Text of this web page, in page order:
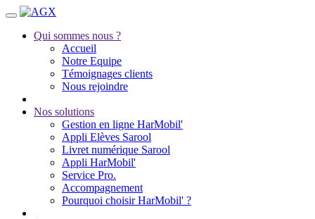
Qui sommes nous ?
Accueil
Notre Equipe
Témoignages clients
Nous rejoindre
Nos solutions
Gestion en ligne HarMobil'
Appli Elèves Sarool
Livret numérique Sarool
Appli HarMobil'
Service Pro.
Accompagnement
Pourquoi choisir HarMobil' ?